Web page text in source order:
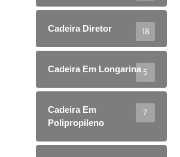
Cadeira Diretor 18
Cadeira Em Longarina 5
Cadeira Em
Polipropileno
7